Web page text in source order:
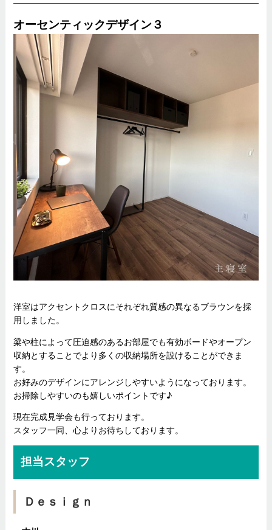
オーセンティックデザイン３
洋室はアクセントクロスにそれぞれ質感の異なるブラウンを採
用しました。
梁や柱によって圧迫感のあるお部屋でも有効ボードやオープン
収納とすることでより多くの収納場所を設けることができま
す。
お好みのデザインにアレンジしやすいようになっております。
お掃除しやすいのも嬉しいポイントです♪
現在完成見学会も行っております。
スタッフ一同、心よりお待ちしております。
担当スタッフ
Ｄｅｓｉｇｎ